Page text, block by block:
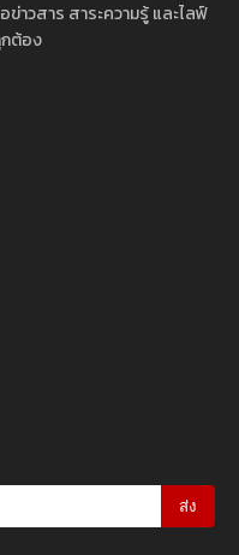
าวสาร สาระความรู้ และไลฟ์
ต้อง
ส่ง